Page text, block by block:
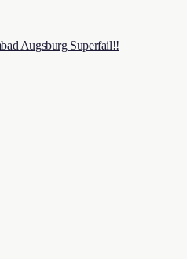
Augsburg Superfail!!